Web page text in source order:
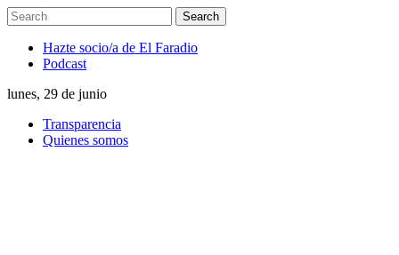
Hazte socio/a de El Faradio
Podcast
lunes, 29 de junio
Transparencia
Quienes somos